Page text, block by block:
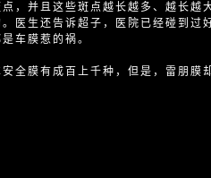
，并且这些斑点越长越多、越长越
医生还告诉超子，医院已经碰到过
车膜惹的祸。
膜有成百上千种，但是，雷朋膜